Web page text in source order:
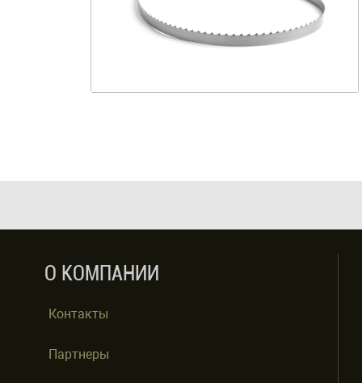
О КОМПАНИИ
Контакты
Партнеры